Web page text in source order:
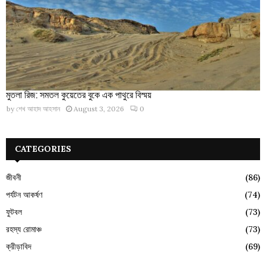
মুতলা রিজ: সমতল কুয়েতের বুকে এক পাথুরে বিস্ময়
by শেখ আহাদ আহসান August 3, 2026 0
CATEGORIES
জীবনী
(86)
পর্যটন আকর্ষণ
(74)
ফুটবল
(73)
রহস্য রোমাঞ্চ
(73)
ক্রীড়াবিদ
(69)